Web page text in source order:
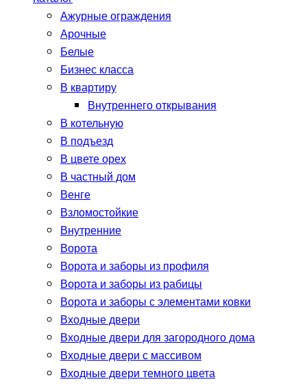
Ажурные ограждения
Арочные
Белые
Бизнес класса
В квартиру
Внутреннего открывания
В котельную
В подъезд
В цвете орех
В частный дом
Венге
Взломостойкие
Внутренние
Ворота
Ворота и заборы из профиля
Ворота и заборы из рабицы
Ворота и заборы с элементами ковки
Входные двери
Входные двери для загородного дома
Входные двери с массивом
Входные двери темного цвета